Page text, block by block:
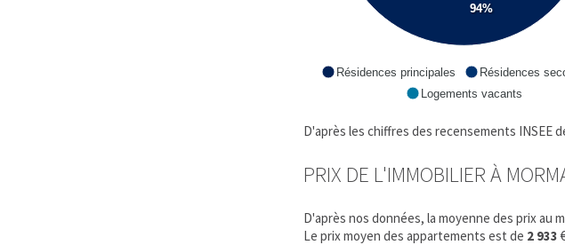
94%
Résidences principales
Résidences
Logements vacants
D'après les chiffres des recensements INSEE
PRIX DE L'IMMOBILIER À
D'après nos données, la moyenne des prix au m
Le prix moyen des appartements est de 2 933